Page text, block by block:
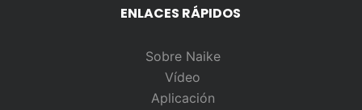
ENLACES RÁPIDOS
Sobre Naike
Vídeo
Aplicación